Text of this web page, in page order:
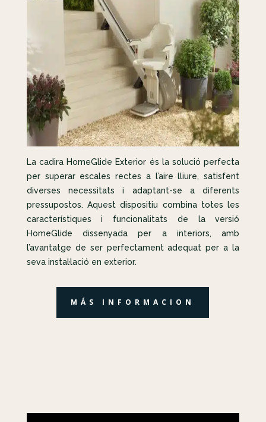
La cadira HomeGlide Exterior és la solució perfecta
per superar escales rectes a l’aire lliure, satisfent
diverses necessitats i adaptant-se a diferents
pressupostos. Aquest dispositiu combina totes les
característiques i funcionalitats de la versió
HomeGlide dissenyada per a interiors, amb
l’avantatge de ser perfectament adequat per a la
seva instal·lació en exterior.
MÁS INFORMACION